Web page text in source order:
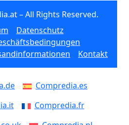
– All Rights Reserved.
Datenschutz
Kontakt
Compredia.es
Compredia.fr